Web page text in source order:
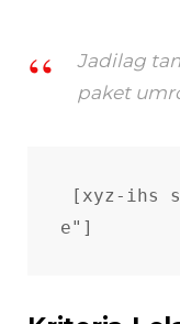
Jadilag
paket
[xyz-ihs
e"]